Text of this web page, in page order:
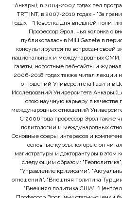
Анкары), в 2004-2007 годах вел
TRT INT, в 2007-2010 годах - "За
годах - "Повестка дня внешней
Профессор Эрол, чья колонка о
публиковалась в Milli Gazete в
консультируется по вопросам своей
национальных и международных СМИ,
газеты, новостные веб-сайты и
2006-2018 годах также читал лекции
отношений Университета Гази и в
Исследований Университета Анкары
свою научную карьеру в качестве
международных отношений
С 2006 года профессор Эрол также
политологии и международных
Основные сферы интересов и
основные курсы, которые он
магистратуры и докторантуры в этом
следующим образом: "Геополитика",
"Управление кризисами",
отношений", "Внешняя политика
"Внешняя политика США",